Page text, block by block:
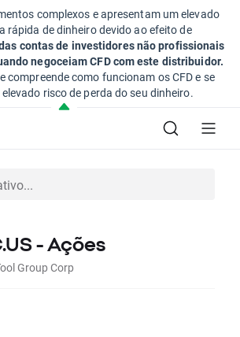
complexos e apresentam um elevado
rápida de dinheiro devido ao efeito de
contas de investidores não profissionais
negoceiam CFD com este distribuidor.
compreende como funcionam os CFD e se
risco de perda do seu dinheiro.
- Ações
Group Corp